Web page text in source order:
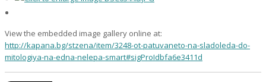
View the embedded image gallery online at:
http://kapana.bg/stzena/item/3248-ot-patuvaneto-na-sladoleda-do-
mitologiya-na-edna-nelepa-smart#sigProIdbfa6e3411d